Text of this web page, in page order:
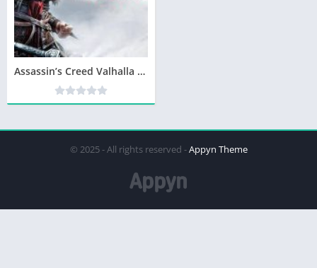
Assassin’s Creed Valhalla Télécharger PC Gratuit 2020
© 2025 - All rights reserved -Appyn Theme